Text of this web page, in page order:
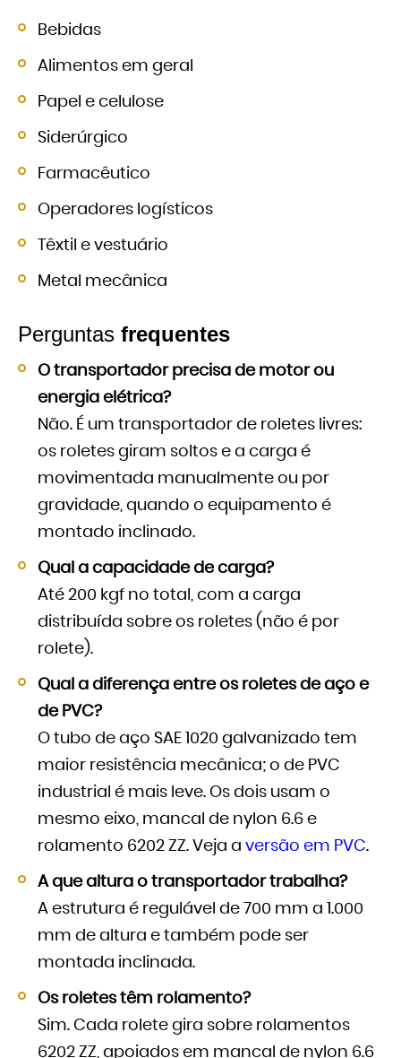
Bebidas
Alimentos em geral
Papel e celulose
Siderúrgico
Farmacêutico
Operadores logísticos
Têxtil e vestuário
Metal mecânica
Perguntas frequentes
O transportador precisa de motor ou
energia elétrica?
Não. É um transportador de roletes livres:
os roletes giram soltos e a carga é
movimentada manualmente ou por
gravidade, quando o equipamento é
montado inclinado.
Qual a capacidade de carga?
Até 200 kgf no total, com a carga
distribuída sobre os roletes (não é por
rolete).
Qual a diferença entre os roletes de aço e
de PVC?
O tubo de aço SAE 1020 galvanizado tem
maior resistência mecânica; o de PVC
industrial é mais leve. Os dois usam o
mesmo eixo, mancal de nylon 6.6 e
rolamento 6202 ZZ. Veja a versão em PVC.
A que altura o transportador trabalha?
A estrutura é regulável de 700 mm a 1.000
mm de altura e também pode ser
montada inclinada.
Os roletes têm rolamento?
Sim. Cada rolete gira sobre rolamentos
6202 ZZ, apoiados em mancal de nylon 6.6